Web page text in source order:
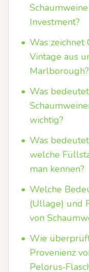
Investment?
• Was
Vintage aus
Marlborough?
• Was
wichtig?
• Was
welche
man kennen?
• Welche
(Ullage) und
von
• Wie
Provenienz